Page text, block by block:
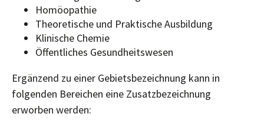
Homöopathie
Theoretische und Praktische Ausbildung
Klinische Chemie
Öffentliches Gesundheitswesen
Ergänzend zu einer Gebietsbezeichnung kann in
folgenden Bereichen eine Zusatzbezeichnung
erworben werden: